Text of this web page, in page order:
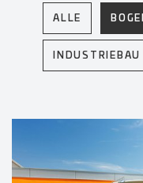
ALLE
INDUSTRIEBAU